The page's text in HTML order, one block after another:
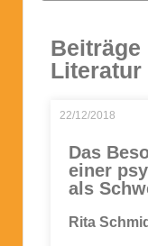
Literatur
22/12/2018
Das
einer
als
Rita